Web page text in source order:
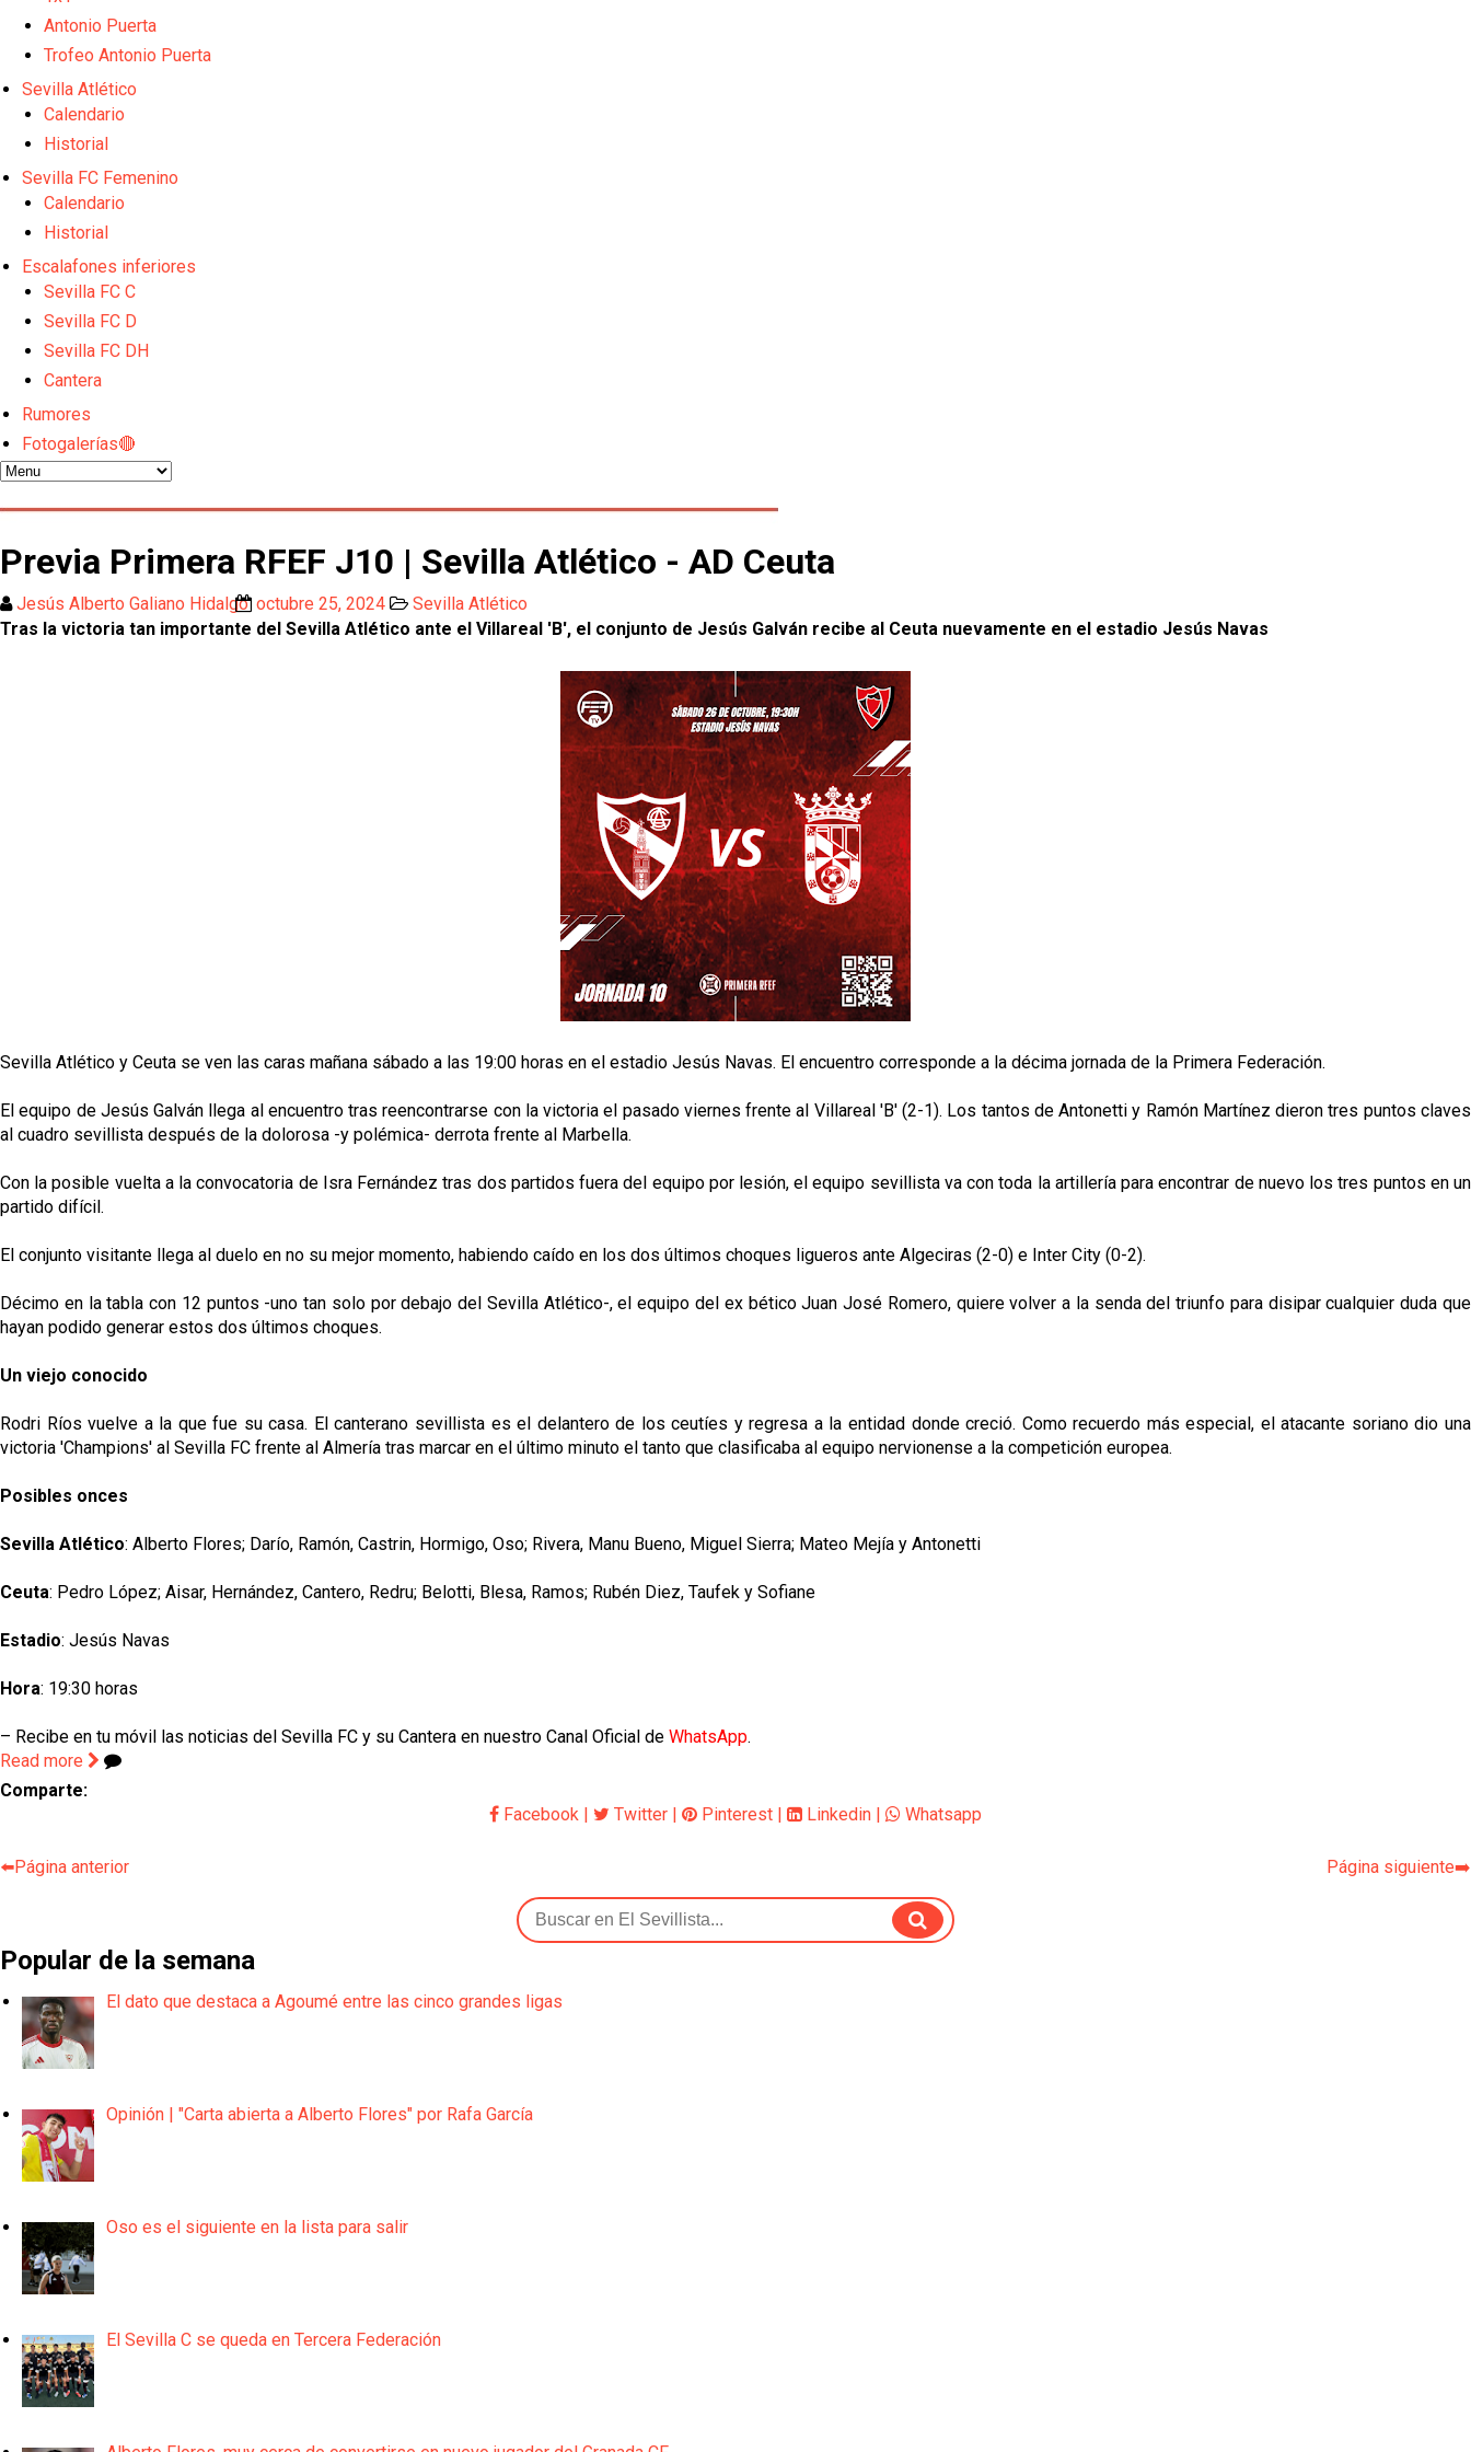
El Granada negocia con el Sevilla FC por Alberto Flores
El Sevilla continúa con despidos y rechaza una oferta de 420 millones por el club
El Sevilla FC cierra el fichaje de Robbie Ure
Crónica Pretemporada | Real Madrid 2-4 Sevilla FC Femenino
La revolución de José Ignacio Navarro en el Sevilla FC
Antonio Puerta
Trofeo Antonio Puerta
Sevilla Atlético
Calendario
Historial
Sevilla FC Femenino
Calendario
Historial
Escalafones inferiores
Sevilla FC C
Sevilla FC D
Sevilla FC DH
Cantera
Rumores
Fotogalerías🔴
Previa Primera RFEF J10 | Sevilla Atlético - AD Ceuta
Jesús Alberto Galiano Hidalgo octubre 25, 2024
Sevilla Atlético
Tras la victoria tan importante del Sevilla Atlético ante el Villareal 'B', el conjunto de Jesús Galván recibe al Ceuta nuevamente en el estadio Jesús Navas
Sevilla Atlético y Ceuta se ven las caras mañana sábado a las 19:00 horas en el estadio Jesús Navas. El encuentro corresponde a la décima jornada de la Primera Federación.
El equipo de Jesús Galván llega al encuentro tras reencontrarse con la victoria el pasado viernes frente al Villareal 'B' (2-1). Los tantos de Antonetti y Ramón Martínez dieron tres puntos claves
al cuadro sevillista después de la dolorosa -y polémica- derrota frente al Marbella.
Con la posible vuelta a la convocatoria de Isra Fernández tras dos partidos fuera del equipo por lesión, el equipo sevillista va con toda la artillería para encontrar de nuevo los tres puntos en un
partido difícil.
El conjunto visitante llega al duelo en no su mejor momento, habiendo caído en los dos últimos choques ligueros ante Algeciras (2-0) e Inter City (0-2).
Décimo en la tabla con 12 puntos -uno tan solo por debajo del Sevilla Atlético-, el equipo del ex bético Juan José Romero, quiere volver a la senda del triunfo para disipar cualquier duda que
hayan podido generar estos dos últimos choques.
Un viejo conocido
Rodri Ríos vuelve a la que fue su casa. El canterano sevillista es el delantero de los ceutíes y regresa a la entidad donde creció. Como recuerdo más especial, el atacante soriano dio una
victoria 'Champions' al Sevilla FC frente al Almería tras marcar en el último minuto el tanto que clasificaba al equipo nervionense a la competición europea.
Posibles onces
Sevilla Atlético: Alberto Flores; Darío, Ramón, Castrin, Hormigo, Oso; Rivera, Manu Bueno, Miguel Sierra; Mateo Mejía y Antonetti
Ceuta: Pedro López; Aisar, Hernández, Cantero, Redru; Belotti, Blesa, Ramos; Rubén Diez, Taufek y Sofiane
Estadio: Jesús Navas
Hora: 19:30 horas
– Recibe en tu móvil las noticias del Sevilla FC y su Cantera en nuestro Canal Oficial de WhatsApp.
Read more
Comparte:
Facebook | Twitter | Pinterest | Linkedin | Whatsapp
⬅️Página anterior Página siguiente➡️
Popular de la semana
El dato que destaca a Agoumé entre las cinco grandes ligas
Opinión | "Carta abierta a Alberto Flores" por Rafa García
Oso es el siguiente en la lista para salir
El Sevilla C se queda en Tercera Federación